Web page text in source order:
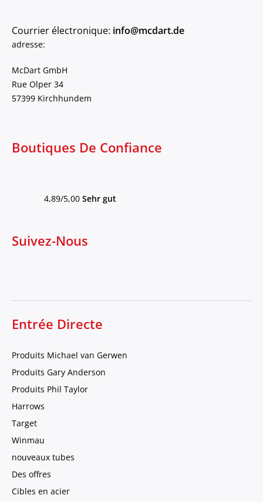
Courrier électronique: info@mcdart.de
adresse:
McDart GmbH
Rue Olper 34
57399 Kirchhundem
Boutiques De Confiance
4,89/5,00 Sehr gut
Suivez-Nous
Entrée Directe
Produits Michael van Gerwen
Produits Gary Anderson
Produits Phil Taylor
Harrows
Target
Winmau
nouveaux tubes
Des offres
Cibles en acier